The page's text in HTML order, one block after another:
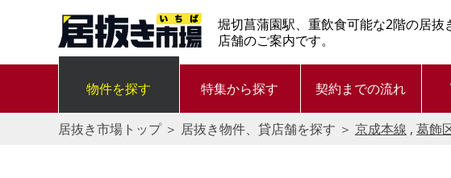
堀切菖蒲園駅、重飲食可能な2階の居抜
店舗のご案内です。
物件を探す 特集から探す 契約までの流れ
居抜き市場トップ＞ 居抜き物件、貸店舗を探す ＞ 京成本線 , 葛飾